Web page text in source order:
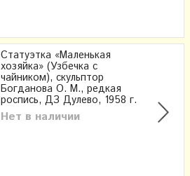
Статуэтка «Маленькая
хозяйка» (Узбечка с
чайником), скульптор
Богданова О. М., редкая
роспись, ДЗ Дулево, 1958 г.
Нет в наличии